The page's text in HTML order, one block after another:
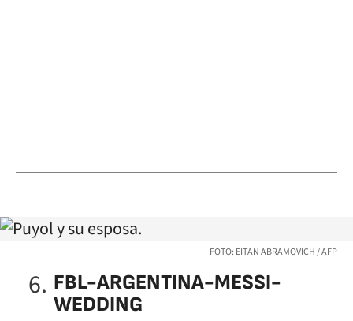
FBL-ARGENTINA-MESSI-
WEDDING
FOTO: EITAN ABRAMOVICH / AFP